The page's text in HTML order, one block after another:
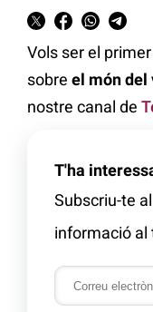
Vols ser el
sobre el món del
nostre canal de
T'ha
Subscriu-te
informació al